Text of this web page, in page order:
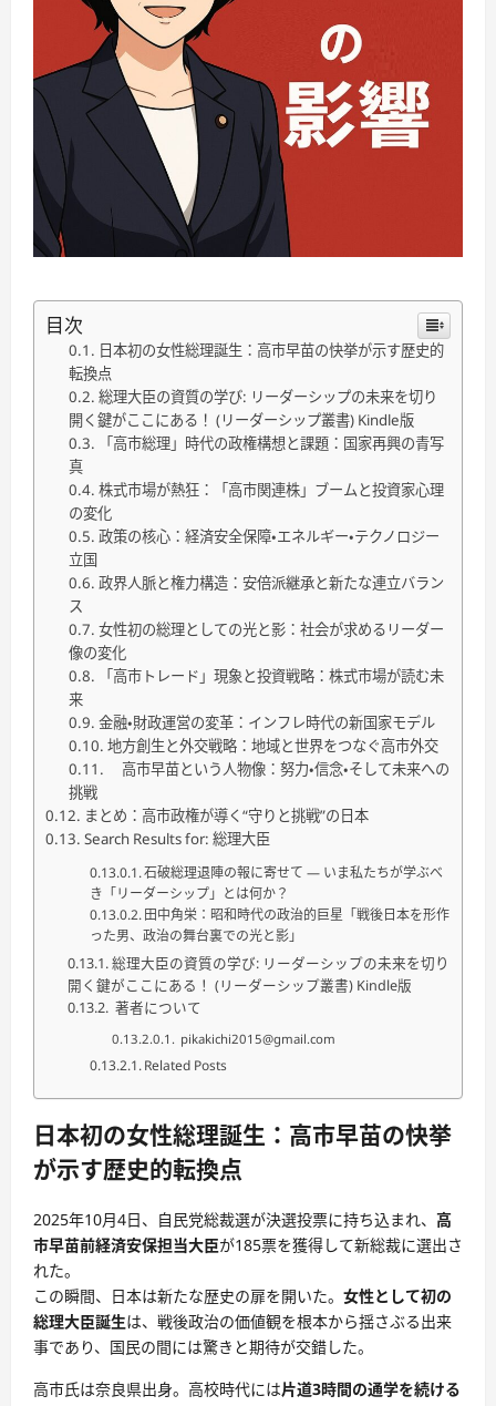
目次
日本初の女性総理誕生：高市早苗の快挙が示す歴史的
転換点
総理大臣の資質の学び: リーダーシップの未来を切り
開く鍵がここにある！ (リーダーシップ叢書) Kindle版
「高市総理」時代の政権構想と課題：国家再興の青写
真
株式市場が熱狂：「高市関連株」ブームと投資家心理
の変化
政策の核心：経済安全保障・エネルギー・テクノロジー
立国
政界人脈と権力構造：安倍派継承と新たな連立バラン
ス
女性初の総理としての光と影：社会が求めるリーダー
像の変化
「高市トレード」現象と投資戦略：株式市場が読む未
来
金融・財政運営の変革：インフレ時代の新国家モデル
地方創生と外交戦略：地域と世界をつなぐ高市外交
高市早苗という人物像：努力・信念・そして未来への
挑戦
まとめ：高市政権が導く“守りと挑戦”の日本
Search Results for: 総理大臣
石破総理退陣の報に寄せて ― いま私たちが学ぶべ
き「リーダーシップ」とは何か？
田中角栄：昭和時代の政治的巨星「戦後日本を形作
った男、政治の舞台裏での光と影」
総理大臣の資質の学び: リーダーシップの未来を切り
開く鍵がここにある！ (リーダーシップ叢書) Kindle版
著者について
pikakichi2015@gmail.com
Related Posts
日本初の女性総理誕生：高市早苗の快挙
が示す歴史的転換点
2025年10月4日、自民党総裁選が決選投票に持ち込まれ、 高
市早苗前経済安保担当大臣が185票を獲得して新総裁に選出さ
れた。
この瞬間、日本は新たな歴史の扉を開いた。 女性として初の
総理大臣誕生は、戦後政治の価値観を根本から揺さぶる出来
事であり、国民の間には驚きと期待が交錯した。
高市氏は奈良県出身。高校時代には片道3時間の通学を続ける